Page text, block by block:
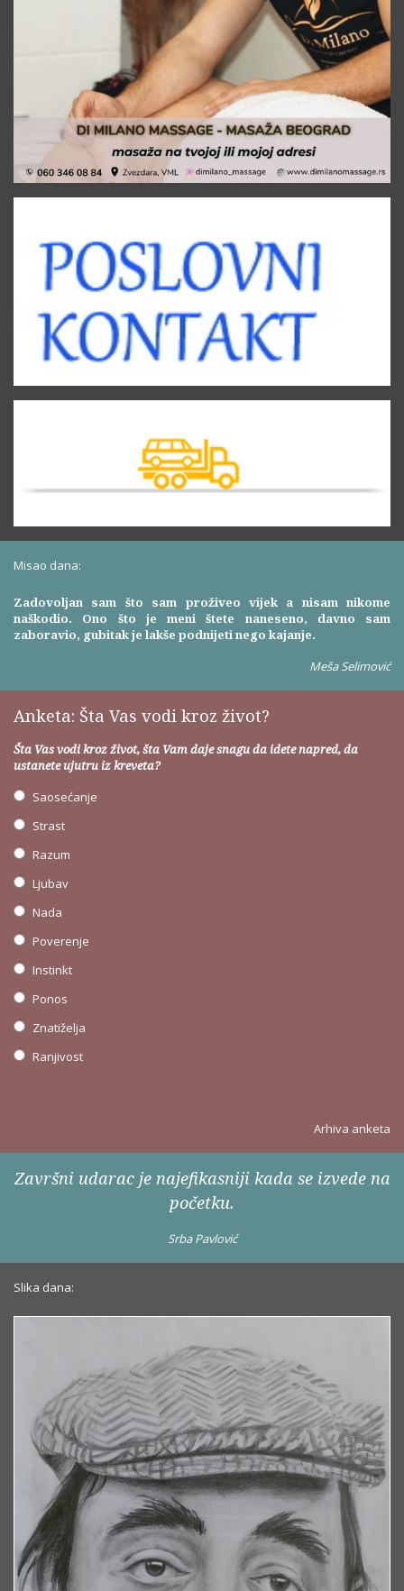
Misao dana:
Zadovoljan sam što sam proživeo vijek a nisam nikome
naškodio. Ono što je meni štete naneseno, davno sam
zaboravio, gubitak je lakše podnijeti nego kajanje.
Meša Selimović
Anketa: Šta Vas vodi kroz život?
Šta Vas vodi kroz život, šta Vam daje snagu da idete napred, da
ustanete ujutru iz kreveta?
Saosećanje
Strast
Razum
Ljubav
Nada
Poverenje
Instinkt
Ponos
Znatiželja
Ranjivost
Arhiva anketa
Završni udarac je najefikasniji kada se izvede na
početku.
Srba Pavlović
Slika dana: